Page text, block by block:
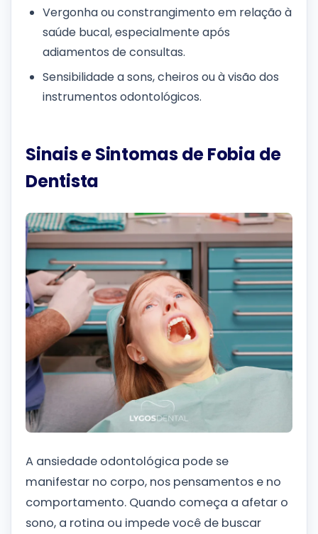
Vergonha ou constrangimento em relação à
saúde bucal, especialmente após
adiamentos de consultas.
Sensibilidade a sons, cheiros ou à visão dos
instrumentos odontológicos.
Sinais e Sintomas de Fobia de
Dentista
A ansiedade odontológica pode se
manifestar no corpo, nos pensamentos e no
comportamento. Quando começa a afetar o
sono, a rotina ou impede você de buscar